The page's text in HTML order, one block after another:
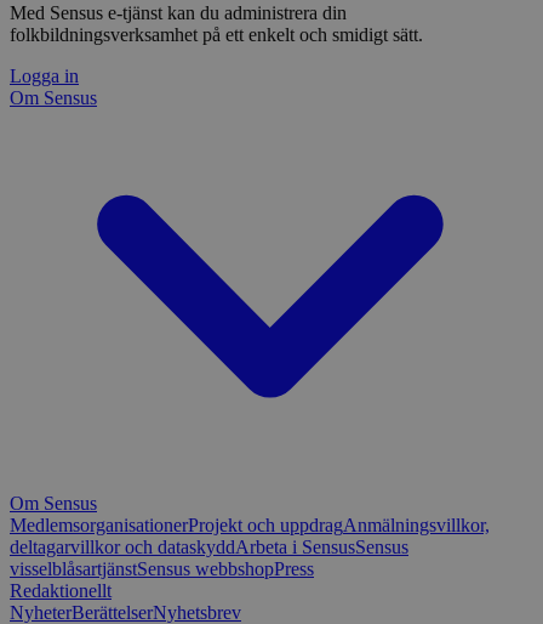
Med Sensus e-tjänst kan du administrera din
folkbildningsverksamhet på ett enkelt och smidigt sätt.
Logga in
Om Sensus
Om Sensus
MedlemsorganisationerProjekt och uppdragAnmälningsvillkor,
deltagarvillkor och dataskyddArbeta i SensusSensus
visselblåsartjänstSensus webbshopPress
Redaktionellt
NyheterBerättelserNyhetsbrev